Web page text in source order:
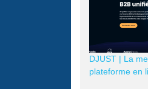
DJUST | La
plateforme en